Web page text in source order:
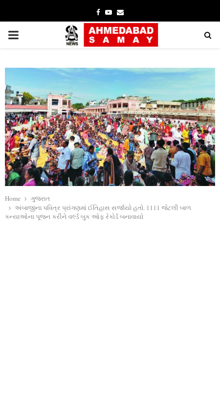
Facebook
YoutubeEmail
PRIMARY
Home
ગુજરાત
અંબાજીના પવિત્ર પ્રાંગણમાં ઈતિહાસ સર્જાયો હતો. 1111 જેટલી બાળ
કન્યાઓના પૂજન કરીને વર્લ્ડ બુક ઓફ રેકોર્ડ બનાવાયો